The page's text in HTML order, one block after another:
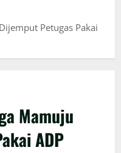
Petugas Pakai
Mamuju
ADP